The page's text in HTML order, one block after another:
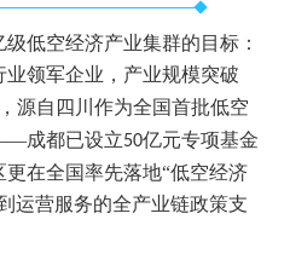
低空经济产业集群的目标：
业领军企业，产业规模突破
源自四川作为全国首批低空
成都已设立50亿元专项基金
在全国率先落地“低空经济
运营服务的全产业链政策支